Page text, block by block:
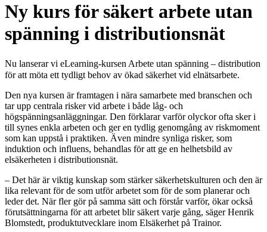
Ny kurs för säkert arbete utan
spänning i distributionsnät
Nu lanserar vi eLearning-kursen Arbete utan spänning – distribution
för att möta ett tydligt behov av ökad säkerhet vid elnätsarbete.
Den nya kursen är framtagen i nära samarbete med branschen och
tar upp centrala risker vid arbete i både låg- och
högspänningsanläggningar. Den förklarar varför olyckor ofta sker i
till synes enkla arbeten och ger en tydlig genomgång av riskmoment
som kan uppstå i praktiken. Även mindre synliga risker, som
induktion och influens, behandlas för att ge en helhetsbild av
elsäkerheten i distributionsnät.
– Det här är viktig kunskap som stärker säkerhetskulturen och den är
lika relevant för de som utför arbetet som för de som planerar och
leder det. När fler gör på samma sätt och förstår varför, ökar också
förutsättningarna för att arbetet blir säkert varje gång, säger Henrik
Blomstedt, produktutvecklare inom Elsäkerhet på Trainor.